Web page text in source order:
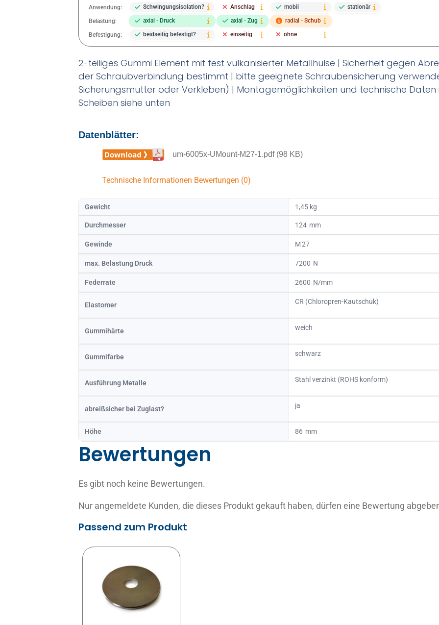
Anwendung: Schwingungsisolation? Anschlag mobil stationär
Belastung: axial - Druck axial - Zug radial - Schub
Befestigung: beidseitig befestigt? einseitig ohne
2-teiliges Gummi Element mit fest vulkanisierter Metallhülse | Sicherheit gegen
der Schraubverbindung bestimmt | bitte geeignete Schraubensicherung
Sicherungsmutter oder Verkleben) | Montagemöglichkeiten und technische
Scheiben siehe unten
Datenblätter:
um-6005x-UMount-M27-1.pdf (98 KB)
Technische Informationen Bewertungen (0)
Gewicht 1,45 kg
Durchmesser 124
Gewinde 27
max. Belastung Druck 7200
Federrate 2600
Elastomer CR (Chloropren-Kautschuk)
Gummihärte weich
Gummifarbe schwarz
Ausführung Metalle Stahl verzinkt (ROHS konform)
abreißsicher bei Zuglast? ja
Höhe 86
Bewertungen
Es gibt noch keine Bewertungen.
Nur angemeldete Kunden, die dieses Produkt gekauft haben, dürfen eine Bewertung
Passend zum Produkt